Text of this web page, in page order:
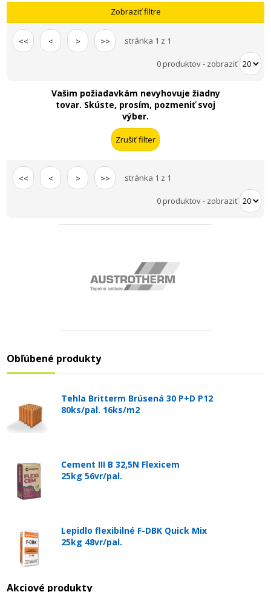
Zobraziť filtre
<< < > >> stránka 1 z 1
0 produktov- zobraziť
Vašim požiadavkám nevyhovuje žiadny
tovar. Skúste, prosím, pozmeniť svoj
výber.
<< < > >> stránka 1 z 1
0 produktov- zobraziť
Obľúbené produkty
Tehla Britterm Brúsená 30 P+D P12
80ks/pal. 16ks/m2
Cement III B 32,5N Flexicem
25kg 56vr/pal.
Lepidlo flexibilné F-DBK Quick Mix
25kg 48vr/pal.
Akciové produkty